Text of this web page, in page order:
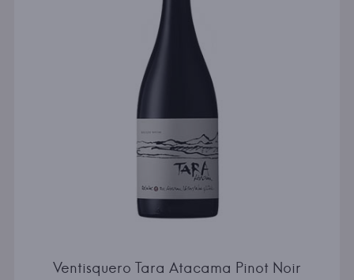
Ventisquero Tara Atacama Pinot Noir